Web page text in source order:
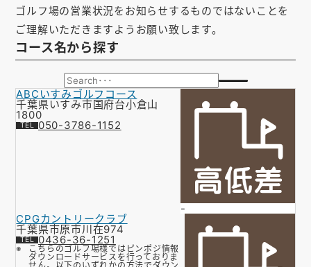
サポートSUPPORT
購入する
お知らせ
会社概要
公式オンラインショップ
ゴルフ場の営業状況をお知らせするものではないことを
ご理解いただきますようお願い致します。
コース名から探す
ABCいすみゴルフコース
千葉県いすみ市国府台小倉山
1800
050-3786-1152
-
CPGカントリークラブ
千葉県市原市川在974
0436-36-1251
こちらのゴルフ場様ではピンポジ情報
ダウンロードサービスを行っておりま